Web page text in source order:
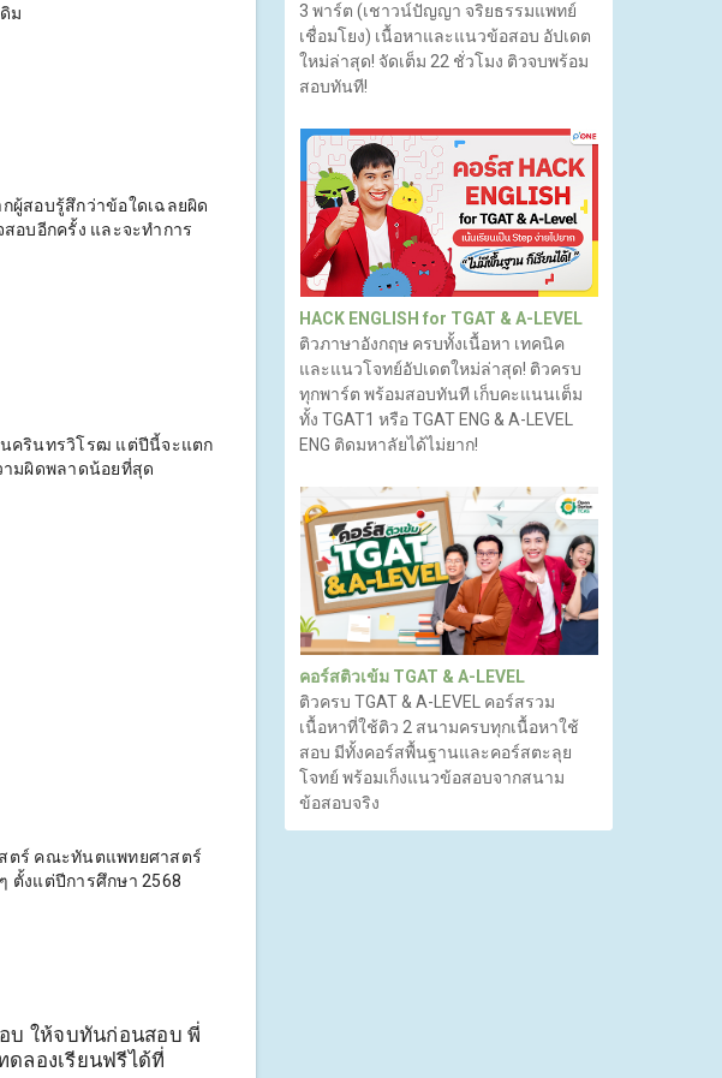
ม
ผู้สอบรู้สึกว่าข้อใดเฉลยผิด
อบอีกครั้ง และจะทำการ
นครินทรวิโรฒ แต่ปีนี้จะแตก
ามผิดพลาดน้อยที่สุด
ตร์ คณะทันตแพทยศาสตร์
งแต่ปีการศึกษา 2568
บ ให้จบทันก่อนสอบ พี่
ดลองเรียนฟรีได้ที่
3 พาร์ต (เชาวน์ปัญญา จริยธรรมแพทย์
เชื่อมโยง) เนื้อหาและแนวข้อสอบ อัปเดต
ใหม่ล่าสุด! จัดเต็ม 22 ชั่วโมง ติวจบพร้อม
สอบทันที!
HACK ENGLISH for TGAT & A-LEVEL
ติวภาษาอังกฤษ ครบทั้งเนื้อหา เทคนิค
และแนวโจทย์อัปเดตใหม่ล่าสุด! ติวครบ
ทุกพาร์ต พร้อมสอบทันที เก็บคะแนนเต็ม
ทั้ง TGAT1 หรือ TGAT ENG & A-LEVEL
ENG ติดมหาลัยได้ไม่ยาก!
คอร์สติวเข้ม TGAT & A-LEVEL
ติวครบ TGAT & A-LEVEL คอร์สรวม
เนื้อหาที่ใช้ติว 2 สนามครบทุกเนื้อหาใช้
สอบ มีทั้งคอร์สพื้นฐานและคอร์สตะลุย
โจทย์ พร้อมเก็งแนวข้อสอบจากสนาม
ข้อสอบจริง